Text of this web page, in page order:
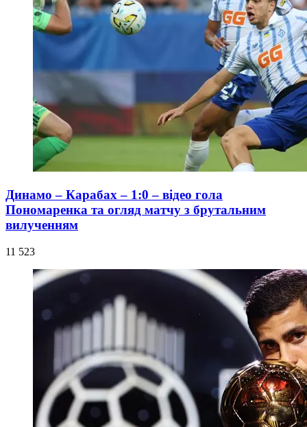
Динамо – Карабах – 1:0 – відео гола
Пономаренка та огляд матчу з брутальним
вилученням
11 523